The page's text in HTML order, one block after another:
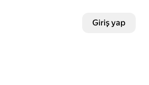
Giriş yap